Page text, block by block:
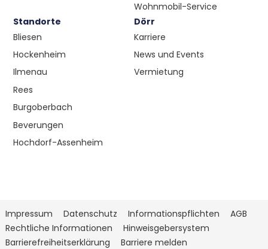
Wohnmobil-Service
Standorte
Bliesen
Hockenheim
Ilmenau
Rees
Burgoberbach
Beverungen
Hochdorf-Assenheim
Dörr
Karriere
News und Events
Vermietung
Impressum Datenschutz Informationspflichten
AGB
Rechtliche Informationen
Hinweisgebersystem
Barrierefreiheitserklärung
Barriere melden